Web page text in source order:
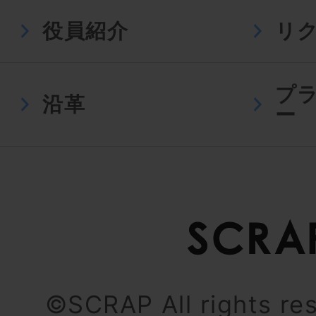
役員紹介 リ
沿革
プ
ー
©SCRAP All rights